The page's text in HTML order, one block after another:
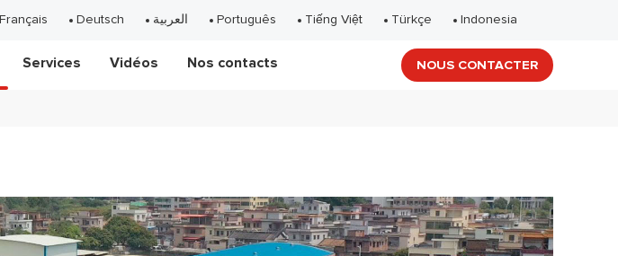
Français Deutsch العربية Português Tiếng Việt Türkçe Indonesia
Services Vidéos Nos contacts NOUS CONTACTER